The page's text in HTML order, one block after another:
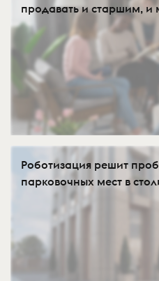
продавать и старшим,
Роботизация решит
парковочных мест в